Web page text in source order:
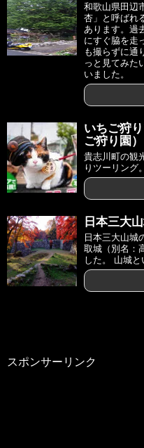
和歌山県田辺
杏」と呼ばれ
あります。過
にすぐ脇を走
も撮らずに通
っと見てみた
いました。
いちご狩
ご狩り園）
貴志川町の観
りツーリング
日本三大
日本三大山城
取城（別名：
した。 山城と
スポンサーリンク